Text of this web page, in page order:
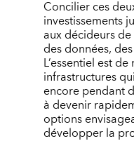
Concilier ces
investissements
aux décideurs
des données,
L’essentiel est
infrastructures
encore pendant
à devenir
options
développer la